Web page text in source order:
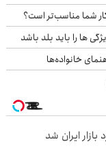
شما مناسب‌تر است؟
ها را باید بلد باشد